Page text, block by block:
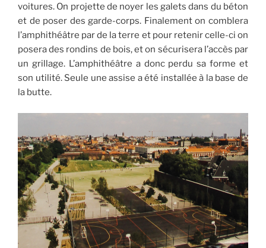
voitures. On projette de noyer les galets dans du béton
et de poser des garde-corps. Finalement on comblera
l’amphithéâtre par de la terre et pour retenir celle-ci on
posera des rondins de bois, et on sécurisera l’accès par
un grillage. L’amphithéâtre a donc perdu sa forme et
son utilité. Seule une assise a été installée à la base de
la butte.